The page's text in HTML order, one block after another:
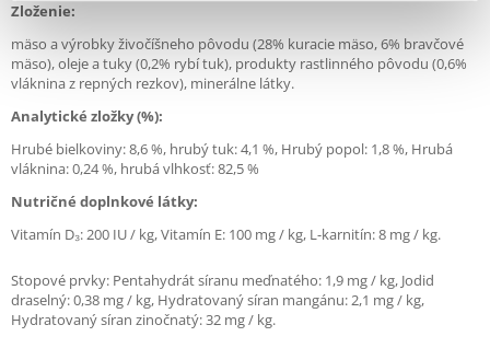
Zloženie:
mäso a výrobky živočíšneho pôvodu (28% kuracie mäso, 6% bravčové
mäso), oleje a tuky (0,2% rybí tuk), produkty rastlinného pôvodu (0,6%
vláknina z repných rezkov), minerálne látky.
Analytické zložky (%):
Hrubé bielkoviny: 8,6 %, hrubý tuk: 4,1 %, Hrubý popol: 1,8 %, Hrubá
vláknina: 0,24 %, hrubá vlhkosť: 82,5 %
Nutričné doplnkové látky:
Vitamín D₃: 200 IU / kg, Vitamín E: 100 mg / kg, L-karnitín: 8 mg / kg.
Stopové prvky: Pentahydrát síranu meďnatého: 1,9 mg / kg, Jodid
draselný: 0,38 mg / kg, Hydratovaný síran mangánu: 2,1 mg / kg,
Hydratovaný síran zinočnatý: 32 mg / kg.